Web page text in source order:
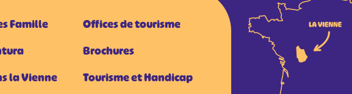
Famille
la Vienne
Offices de tourisme
Brochures
Tourisme et Handicap